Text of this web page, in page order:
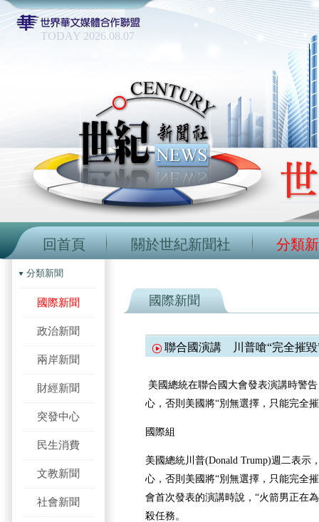
TODAY 2026.08.07
回首頁 關於世紀新聞社 分類
分類新聞
國際新聞
政治新聞
兩岸新聞
財經新聞
突發中心
民生消費
文教新聞
社會新聞
國際新聞
聯合國演講 ​川普嗆“完全摧毀
美國總統在聯合國大會發表演講時警
心，否則美國將“別無選擇，只能完全
國際組
美國總統川普(Donald Trump)週二表示
心，否則美國將“別無選擇，只能完全
會首次發表的演講時說， “火箭男正在
殺任務。